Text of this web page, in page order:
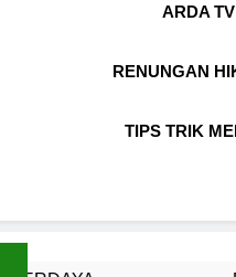
ARDA TV
RENUNGAN
TIPS TRIK